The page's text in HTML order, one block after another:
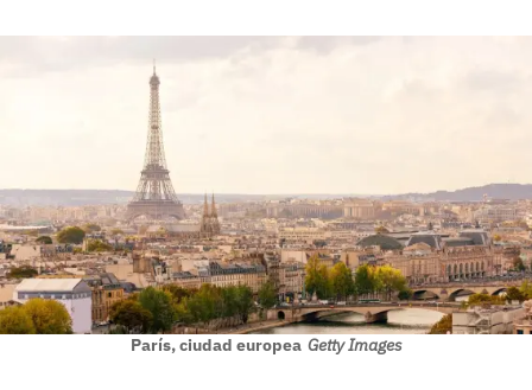
París, ciudad europea Getty Images